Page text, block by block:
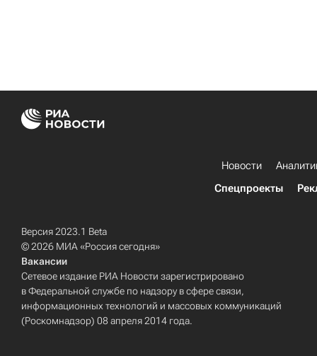
Новости
Спецпроекты
Версия 2023.1 Beta
© 2026 МИА «Россия сегодня»
Вакансии
Сетевое издание РИА Новости зарегистрировано
в Федеральной службе по надзору в сфере связи,
информационных технологий и массовых коммуникаций
(Роскомнадзор) 08 апреля 2014 года.